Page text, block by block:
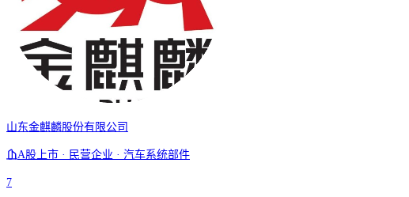
山东金麒麟股份有限公司
A股上市 · 民营企业 · 汽车系统部件
7